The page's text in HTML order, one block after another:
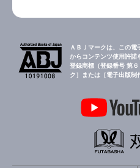
ＡＢＪマークは、この
からコンテンツ使用許諾
登録商標（登録番号 第
ク］または［電子出版制